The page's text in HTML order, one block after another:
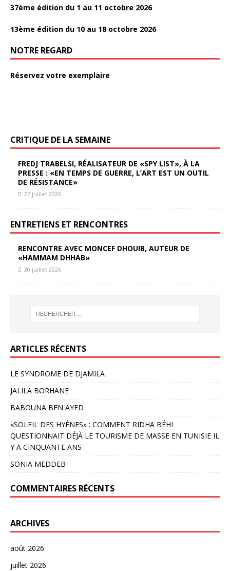
37ème édition du 1 au 11 octobre 2026
13ème édition du 10 au 18 octobre 2026
NOTRE REGARD
Réservez votre exemplaire
CRITIQUE DE LA SEMAINE
FREDJ TRABELSI, RÉALISATEUR DE «SPY LIST», À LA
PRESSE : «EN TEMPS DE GUERRE, L’ART EST UN OUTIL
DE RÉSISTANCE»
27 juillet 2026
ENTRETIENS ET RENCONTRES
RENCONTRE AVEC MONCEF DHOUIB, AUTEUR DE
«HAMMAM DHHAB»
30 juillet 2026
ARTICLES RÉCENTS
LE SYNDROME DE DJAMILA
JALILA BORHANE
BABOUNA BEN AYED
«SOLEIL DES HYÈNES» : COMMENT RIDHA BÉHI
QUESTIONNAIT DÉJÀ LE TOURISME DE MASSE EN TUNISIE IL
Y A CINQUANTE ANS
SONIA MEDDEB
COMMENTAIRES RÉCENTS
ARCHIVES
août 2026
juillet 2026